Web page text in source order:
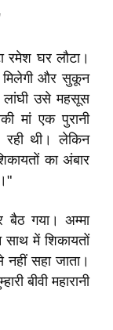
रमेश घर लौटा।
मिलेगी और सुकून
लांघी उसे महसूस
मां एक पुरानी
रही थी। लेकिन
का अंबार
गया। अम्मा
साथ में शिकायतों
सहा जाता।
बीवी महारानी